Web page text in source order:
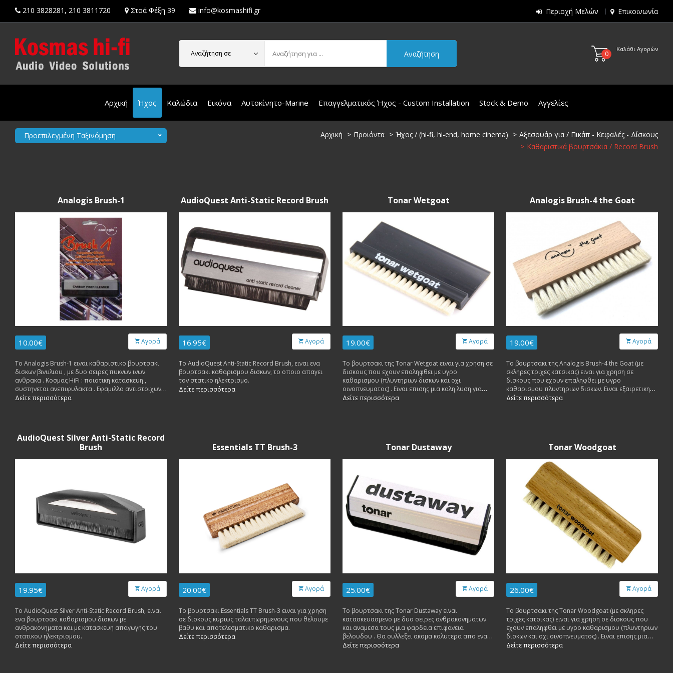
210 3828281 , 210 3811720 Στοά Φέξη 39 info@kosmashifi.gr Περιοχή Μελών Επικοινωνία
0
Καλάθι Αγορών
Αναζήτηση σε Αναζήτηση
Αρχική Ήχος Καλώδια Εικόνα Αυτοκίνητο-Marine Επαγγελματικός Ήχος - Custom Installation Stock & Demo Αγγελίες
Προεπιλεγμένη Ταξινόμηση Αρχική Προιόντα Ήχος / (hi-fi, hi-end, home cinema)
Αξεσουάρ για / Πικάπ - Κεφαλές - Δίσκους
Καθαριστικά βουρτσάκια / Record Brush
Analogis Brush-1
10.00€ Αγορά
Το Analogis Brush-1 ειναι καθαριστικο βουρτσακι
δισκων βινυλιου , με δυο σειρες πυκνων ινων
ανθρακα . Κοσμας HiFi : ποιοτικη κατασκευη ,
συστηνεται ανεπιφυλακτα . Εφαμιλλο αντιστοιχων
πολλαπλασιας τιμης . Εξαιρετικος λογος κοστους/
Δείτε περισσότερα
AudioQuest Anti-Static Record Brush
16.95€ Αγορά
To AudioQuest Anti-Static Record Brush, ειναι ενα
βουρτσακι καθαρισμου δισκων, το οποιο απαγει
τον στατικο ηλεκτρισμο.
Δείτε περισσότερα
Tonar Wetgoat
19.00€ Αγορά
To βουρτσακι της Tonar Wetgoat ειναι για χρηση σε
δισκους που εχουν επαληφθει με υγρο
καθαρισμου (πλυντηριων δισκων και οχι
οινοπνευματος) . Ειναι επισης μια καλη λυση για
βαθυ καθαρισμα πριν χρησιμοποιηθει ενα
Δείτε περισσότερα
Analogis Brush-4 the Goat
19.00€ Αγορά
To βουρτσακι της Analogis Brush-4 the Goat (με
σκληρες τριχες κατσικας) ειναι για χρηση σε
δισκους που εχουν επαληφθει με υγρο
καθαρισμου πλυντηριων δισκων. Ειναι εξαιρετικη
λυση για βαθυ καθαρισμα. Αξιολογηση Κοσμας HiFi :
Δείτε περισσότερα
AudioQuest Silver Anti-Static Record
Brush
19.95€ Αγορά
To AudioQuest Silver Anti-Static Record Brush, ειναι
ενα βουρτσακι καθαρισμου δισκων με
ανθρακονηματα και με κατασκευη απαγωγης του
στατικου ηλεκτρισμου.
Δείτε περισσότερα
Essentials TT Brush-3
20.00€ Αγορά
To βουρτσακι Essentials TT Brush-3 ειναι για χρηση
σε δισκους κυριως ταλαιπωρημενους που θελουμε
βαθυ και αποτελεσματικο καθαρισμα.
Δείτε περισσότερα
Tonar Dustaway
25.00€ Αγορά
To βουρτσακι της Tonar Dustaway ειναι
κατασκευασμενο με δυο σειρες ανθρακονηματων
και αναμεσα τους μια φαρδεια επιφανεια
βελουδου . Θα συλλεξει ακομα καλυτερα απο ενα
κλασσικο ανθρακονηματινο βουρτσακι την σκονη
Δείτε περισσότερα
Tonar Woodgoat
26.00€ Αγορά
To βουρτσακι της Tonar Woodgoat (με σκληρες
τριχες κατσικας) ειναι για χρηση σε δισκους που
εχουν επαληφθει με υγρο καθαρισμου (πλυντηριων
δισκων και οχι οινοπνευματος) . Ειναι επισης μια
πολυ καλη λυση για βαθυ καθαρισμα πριν
Δείτε περισσότερα